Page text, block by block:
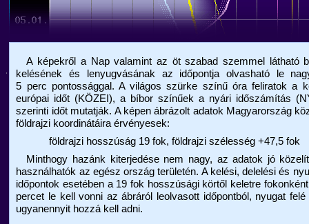
A képekről a Nap valamint az öt szabad szemmel látható
kelésének és lenyugvásának az időpontja olvasható le
5 perc pontossággal. A világos szürke színű óra feliratok a
európai időt (KÖZEI), a bíbor színűek a nyári időszámítás
szerinti időt mutatják. A képen ábrázolt adatok Magyarország
földrajzi koordinátáira érvényesek:
földrajzi hosszúság 19 fok, földrajzi szélesség +47,5 fok
Minthogy hazánk kiterjedése nem nagy, az adatok jó
használhatók az egész ország területén. A kelési, delelési és
időpontok esetében a 19 fok hosszúsági körtől keletre
percet le kell vonni az ábráról leolvasott időpontból, nyugat felé
ugyanennyit hozzá kell adni.